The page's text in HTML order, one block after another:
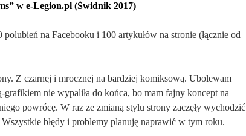
w e-Legion.pl (Świdnik 2017)
na Facebooku i 100 artykułów na stronie (łącznie od
Z czarnej i mrocznej na bardziej komiksową. Ubolewam
grafikiem nie wypaliła do końca, bo mam fajny koncept na
powrócę. W raz ze zmianą stylu strony zaczęły wychodzić
błędy i problemy planuję naprawić w tym roku.